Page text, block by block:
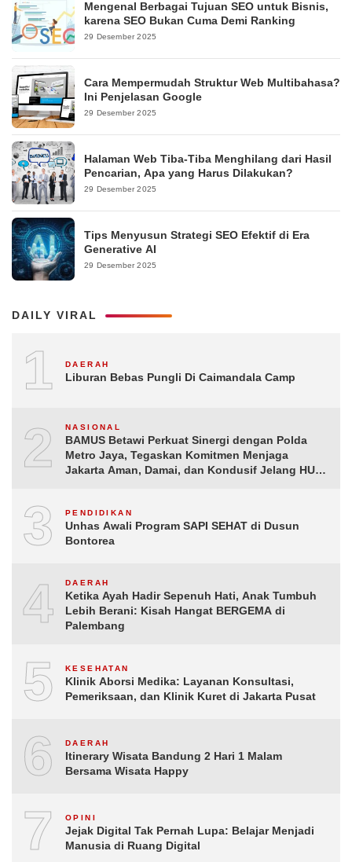
Mengenal Berbagai Tujuan SEO untuk Bisnis,
karena SEO Bukan Cuma Demi Ranking
29 Desember 2025
Cara Mempermudah Struktur Web Multibahasa?
Ini Penjelasan Google
29 Desember 2025
Halaman Web Tiba-Tiba Menghilang dari Hasil
Pencarian, Apa yang Harus Dilakukan?
29 Desember 2025
Tips Menyusun Strategi SEO Efektif di Era
Generative AI
29 Desember 2025
DAILY VIRAL
1 DAERAH
Liburan Bebas Pungli Di Caimandala Camp
2 NASIONAL
BAMUS Betawi Perkuat Sinergi dengan Polda
Metro Jaya, Tegaskan Komitmen Menjaga
Jakarta Aman, Damai, dan Kondusif Jelang HUT
3 PENDIDIKAN
Unhas Awali Program SAPI SEHAT di Dusun
Bontorea
4 DAERAH
Ketika Ayah Hadir Sepenuh Hati, Anak Tumbuh
Lebih Berani: Kisah Hangat BERGEMA di
Palembang
5 KESEHATAN
Klinik Aborsi Medika: Layanan Konsultasi,
Pemeriksaan, dan Klinik Kuret di Jakarta Pusat
6 DAERAH
Itinerary Wisata Bandung 2 Hari 1 Malam
Bersama Wisata Happy
7 OPINI
Jejak Digital Tak Pernah Lupa: Belajar Menjadi
Manusia di Ruang Digital